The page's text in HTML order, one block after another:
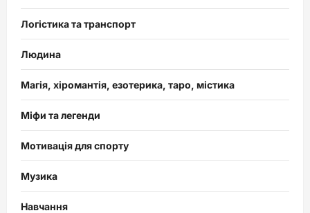
Логістика та транспорт
Людина
Магія, хіромантія, езотерика, таро, містика
Міфи та легенди
Мотивація для спорту
Музика
Навчання